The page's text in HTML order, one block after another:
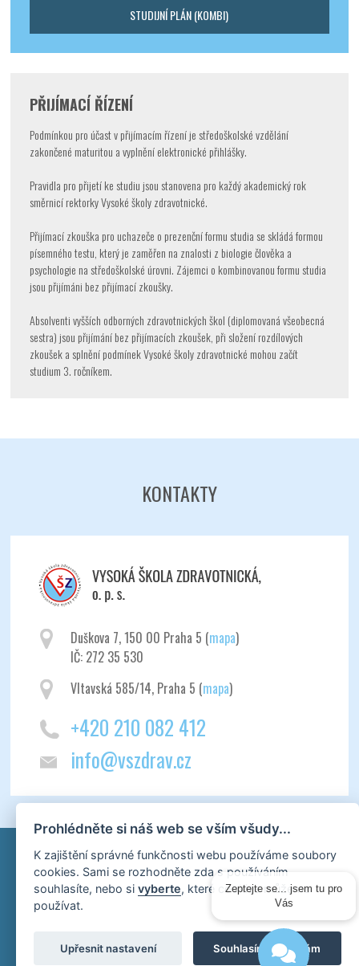
STUDIJNÍ PLÁN (KOMBI)
PŘIJÍMACÍ ŘÍZENÍ
Podmínkou pro účast v přijímacím řízení je středoškolské vzdělání
zakončené maturitou a vyplnění elektronické přihlášky.
Pravidla pro přijetí ke studiu jsou stanovena pro každý akademický rok
směrnicí rektorky Vysoké školy zdravotnické.
Přijímací zkouška pro uchazeče o prezenční formu studia se skládá formou
písemného testu, který je zaměřen na znalosti z biologie člověka a
psychologie na středoškolské úrovni. Zájemci o kombinovanou formu studia
jsou přijímáni bez přijímací zkoušky.
Absolventi vyšších odborných zdravotnických škol (diplomovaná všeobecná
sestra) jsou přijímání bez přijímacích zkoušek, při složení rozdílových
zkoušek a splnění podmínek Vysoké školy zdravotnické mohou začít
studium 3. ročníkem.
KONTAKTY
Duškova 7, 150 00 Praha 5 (mapa)
IČ: 272 35 530
Vltavská 585/14, Praha 5 (mapa)
+420 210 082 412
info@vszdrav.cz
Všechna práva vyhrazena ©2021 Vysoká škola zdravotnická, o. p. s. |
Cookies
Prohlédněte si náš web se vším všudy...
K zajištění správné funkčnosti webu používáme soubory
cookies. Sami se rozhodněte zda s používáním
souhlasíte, nebo sivyberte, které cookies můžeme
používat.
Souhlasím a přijímám
Upřesnit nastavení
Zeptejte se... jsem tu pro
Vás
Odeslat